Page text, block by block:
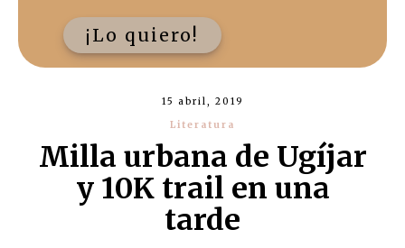
¡Lo quiero!
15 abril, 2019
Literatura
Milla urbana de Ugíjar
y 10K trail en una
tarde